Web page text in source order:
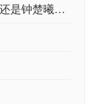
宁静的“滞销色”唇妆又翻车？红毯比美，还是钟楚曦的红唇妆最能打